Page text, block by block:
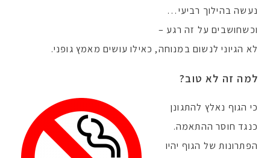
נעשה בהילוך רביעי…
וכשחושבים על זה רגע –
לא הגיוני לנשום במנוחה, כאילו עושים מאמץ גופני.
למה זה לא טוב?
כי הגוף נאלץ להתגונן
כנגד חוסר ההתאמה.
הפתרונות של הגוף יהיו